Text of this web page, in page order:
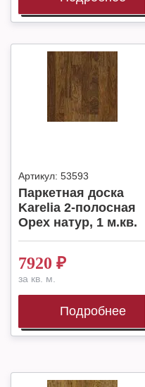
Артикул: 53593
Паркетная доска
Karelia 2-полосная
Орех натур, 1 м.кв.
7920 ₽
за кв. м.
Подробнее